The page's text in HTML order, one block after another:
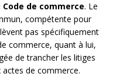
Code de commerce. Le
compétente pour
pas spécifiquement
commerce, quant à lui,
de trancher les litiges
de commerce.